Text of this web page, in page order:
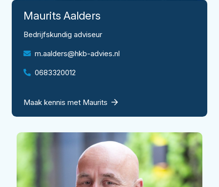
Maurits Aalders
Bedrijfskundig adviseur
m.aalders@hkb-advies.nl
0683320012
Maak kennis met Maurits